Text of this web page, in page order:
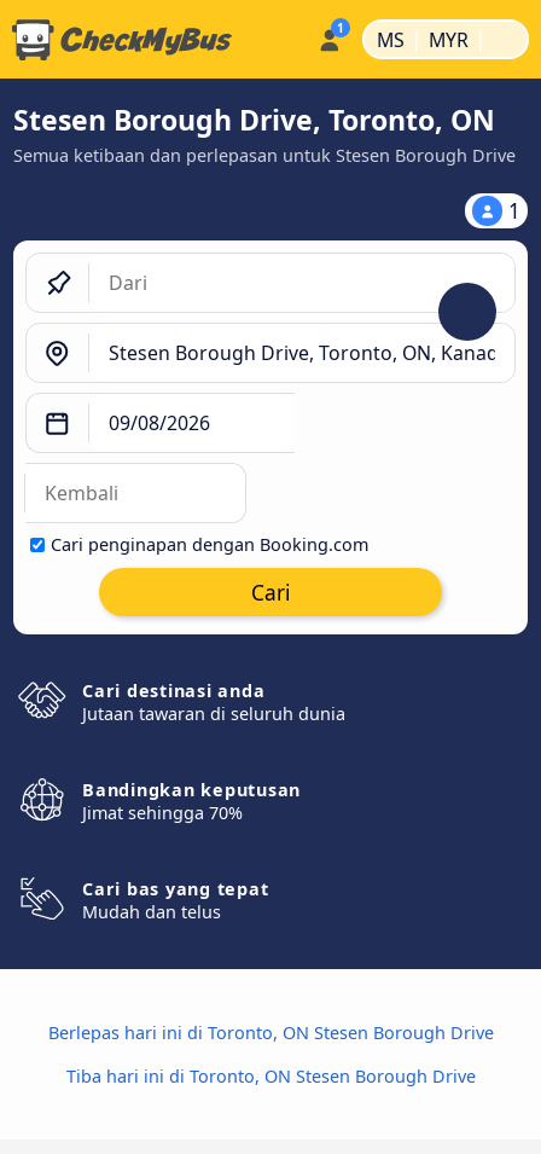
MS | MYR |
Stesen Borough Drive, Toronto, ON
Semua ketibaan dan perlepasan untuk Stesen Borough Drive
1
Cari penginapan dengan Booking.com
Cari
Cari destinasi anda
Jutaan tawaran di seluruh dunia
Bandingkan keputusan
Jimat sehingga 70%
Cari bas yang tepat
Mudah dan telus
Berlepas hari ini di Toronto, ON Stesen Borough Drive
Tiba hari ini di Toronto, ON Stesen Borough Drive